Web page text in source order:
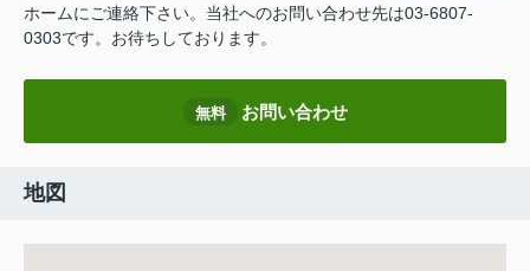
ホームにご連絡下さい。当社へのお問い合わせ先は03-6807-
0303です。お待ちしております。
無料 お問い合わせ
地図